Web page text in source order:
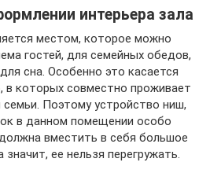
интерьера зала
местом, которое можно
гостей, для семейных обедов,
сна. Особенно это касается
в которых совместно проживает
семьи. Поэтому устройство ниш,
в данном помещении особо
вместить в себя большое
ее нельзя перегружать.